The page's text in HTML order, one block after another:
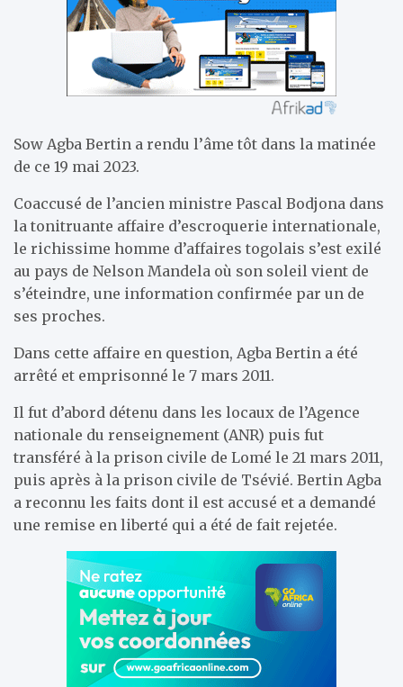
Sow Agba Bertin a rendu l’âme tôt dans la matinée
de ce 19 mai 2023.
Coaccusé de l’ancien ministre Pascal Bodjona dans
la tonitruante affaire d’escroquerie internationale,
le richissime homme d’affaires togolais s’est exilé
au pays de Nelson Mandela où son soleil vient de
s’éteindre, une information confirmée par un de
ses proches.
Dans cette affaire en question, Agba Bertin a été
arrêté et emprisonné le 7 mars 2011.
Il fut d’abord détenu dans les locaux de l’Agence
nationale du renseignement (ANR) puis fut
transféré à la prison civile de Lomé le 21 mars 2011,
puis après à la prison civile de Tsévié. Bertin Agba
a reconnu les faits dont il est accusé et a demandé
une remise en liberté qui a été de fait rejetée.